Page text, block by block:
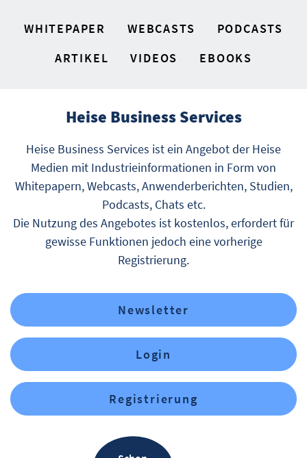
WHITEPAPER WEBCASTS
PODCASTS
ARTIKEL
VIDEOS EBOOKS
Heise Business Services
Heise Business Services ist ein Angebot der Heise
Medien mit Industrieinformationen in Form von
Whitepapern, Webcasts, Anwenderberichten, Studien,
Podcasts, Chats etc.
Die Nutzung des Angebotes ist kostenlos, erfordert für
gewisse Funktionen jedoch eine vorherige
Registrierung.
Newsletter
Login
Registrierung